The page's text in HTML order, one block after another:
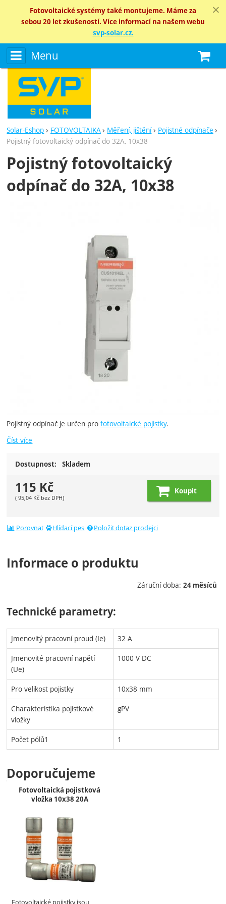
Fotovoltaické systémy také montujeme. Máme za
sebou 20 let zkušeností. Více informací na našem webu
svp-solar.cz.
Menu
Solar-Eshop FOTOVOLTAIKA Měření, jištění
Pojistné odpínače
Pojistný fotovoltaický odpínač do 32A, 10x38
Pojistný fotovoltaický
odpínač do 32A, 10x38
Pojistný odpínač je určen profotovoltaické pojistky.
Číst více
Dostupnost: Skladem
115 Kč
( 95,04 Kč bez DPH)
Koupit
Porovnat Hlídací pes Položit dotaz prodejci
Informace o produktu
Záruční doba: 24 měsíců
Technické parametry:
Jmenovitý pracovní proud (Ie) 32 A
Jmenovité pracovní napětí
(Ue)
1000 V DC
Pro velikost pojistky 10x38 mm
Charakteristika pojistkové
vložky
gPV
Počet pólů1 1
Doporučujeme
Fotovoltaická pojistková
vložka 10x38 20A
Fotovoltaické pojistky jsou